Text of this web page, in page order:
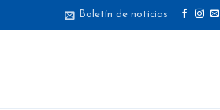
Boletín de noticias